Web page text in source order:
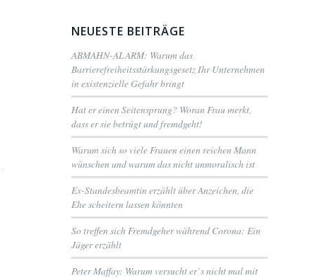
NEUESTE BEITRÄGE
ABMAHN-ALARM: Warum das
Barrierefreiheitsstärkungsgesetz Ihr Unternehmen
in existenzielle Gefahr bringt
Hat er einen Seitensprung? Woran Frau merkt,
dass er sie betrügt und fremdgeht!
Warum sich so viele Frauen einen reichen Mann
wünschen und warum das nicht unmoralisch ist
Ex-Standesbeamtin erzählt über Anzeichen, die
Ehe scheitern lassen könnten
So treffen sich Fremdgeher während Corona: Ein
Jäger erzählt
Peter Maffay: Warum versucht er`s nicht mal mit